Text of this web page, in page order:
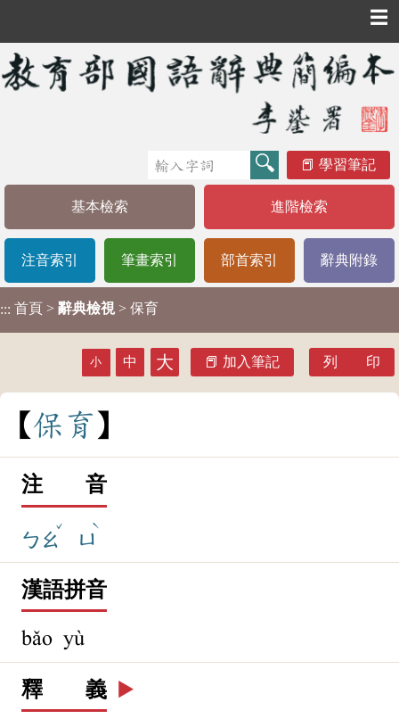
☰
學習筆記
基本檢索 進階檢索
注音索引 筆畫索引 部首索引 辭典附錄
::: 首頁 > 辭典檢視 > 保育
小 中 大 加入筆記 列 印
保育
注 音
ㄅㄠ
ˇ
ㄩ
ˋ
漢語拼音
bǎo yù
釋 義 ▶️